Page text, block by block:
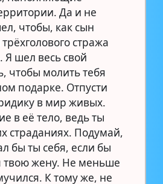
Да и не
чтобы, как сын
стража
Я шел весь свой
чтобы молить тебя
подарке. Отпусти
в мир живых.
в её тело, ведь ты
страданиях. Подумай,
бы ты себя, если бы
твою жену. Не меньше
К тому же, не